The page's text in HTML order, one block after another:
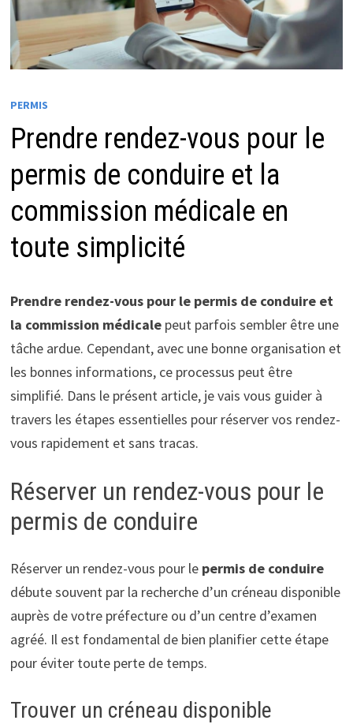
PERMIS
Prendre rendez-vous pour le
permis de conduire et la
commission médicale en
toute simplicité
Prendre rendez-vous pour le permis de conduire et
la commission médicalepeut parfois sembler être une
tâche ardue. Cependant, avec une bonne organisation et
les bonnes informations, ce processus peut être
simplifié. Dans le présent article, je vais vous guider à
travers les étapes essentielles pour réserver vos rendez-
vous rapidement et sans tracas.
Réserver un rendez-vous pour le
permis de conduire
Réserver un rendez-vous pour le permis de conduire
débute souvent par la recherche d’un créneau disponible
auprès de votre préfecture ou d’un centre d’examen
agréé. Il est fondamental de bien planifier cette étape
pour éviter toute perte de temps.
Trouver un créneau disponible